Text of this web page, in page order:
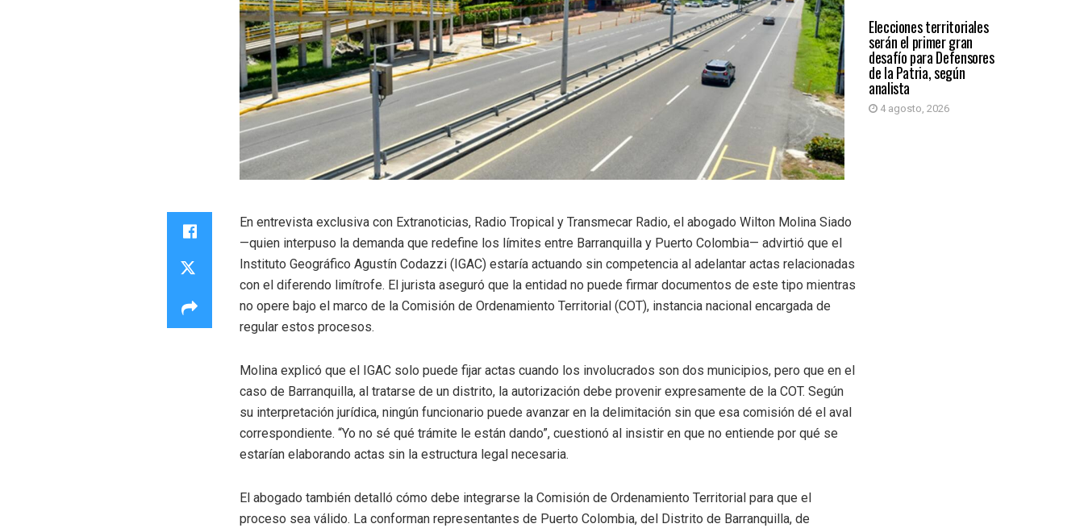
Elecciones territoriales
serán el primer gran
desafío para Defensores
de la Patria, según
analista
4 agosto, 2026
En entrevista exclusiva con Extranoticias, Radio Tropical y Transmecar Radio, el abogado Wilton Molina Siado
—quien interpuso la demanda que redefine los límites entre Barranquilla y Puerto Colombia— advirtió que el
Instituto Geográfico Agustín Codazzi (IGAC) estaría actuando sin competencia al adelantar actas relacionadas
con el diferendo limítrofe. El jurista aseguró que la entidad no puede firmar documentos de este tipo mientras
no opere bajo el marco de la Comisión de Ordenamiento Territorial (COT), instancia nacional encargada de
regular estos procesos.
Molina explicó que el IGAC solo puede fijar actas cuando los involucrados son dos municipios, pero que en el
caso de Barranquilla, al tratarse de un distrito, la autorización debe provenir expresamente de la COT. Según
su interpretación jurídica, ningún funcionario puede avanzar en la delimitación sin que esa comisión dé el aval
correspondiente. “Yo no sé qué trámite le están dando”, cuestionó al insistir en que no entiende por qué se
estarían elaborando actas sin la estructura legal necesaria.
El abogado también detalló cómo debe integrarse la Comisión de Ordenamiento Territorial para que el
proceso sea válido. La conforman representantes de Puerto Colombia, del Distrito de Barranquilla, de